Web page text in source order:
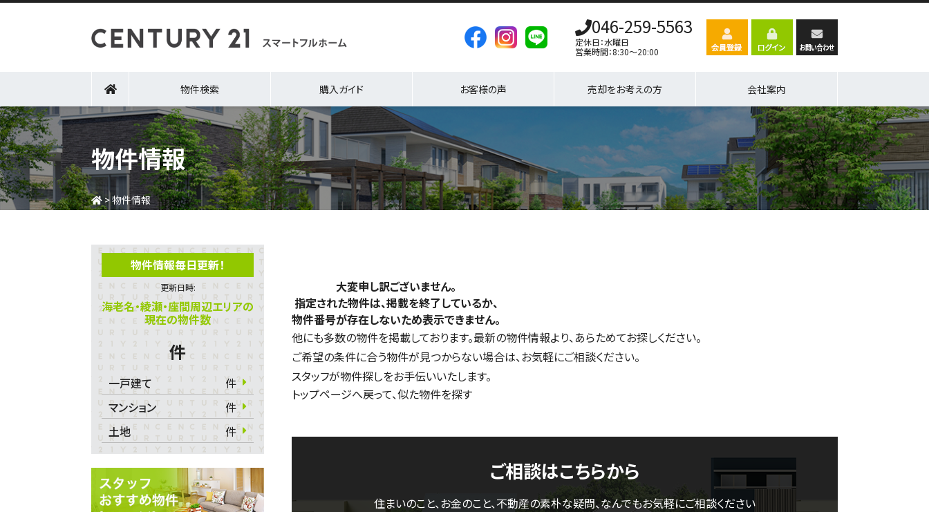
046-259-5563
定休日：水曜日
営業時間：8:30～20:00
物件検索 購入ガイド お客様の声 売却をお考えの方 会社案内
物件情報
>物件情報
物件情報毎日更新！
更新日時:
海老名・綾瀬・座間周辺エリアの
現在の物件数
件
一戸建て
件
マンション
件
土地
件
大変申し訳ございません。
指定された物件は、掲載を終了しているか、
物件番号が存在しないため表示できません。
他にも多数の物件を掲載しております。最新の物件情報より、あらためてお探しください。
ご希望の条件に合う物件が見つからない場合は、お気軽にご相談ください。
スタッフが物件探しをお手伝いいたします。
トップページへ戻って、似た物件を探す
ご相談はこちらから
住まいのこと、お金のこと、不動産の素朴な疑問、なんでもお気軽にご相談ください